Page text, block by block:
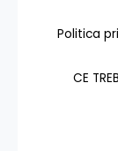
Politica
CE